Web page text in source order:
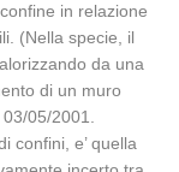
in relazione
(Nella specie, il
da una
di un muro
05/2001.
confini, e’ quella